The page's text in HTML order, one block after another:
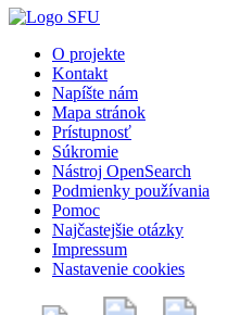
O projekte
Kontakt
Napíšte nám
Mapa stránok
Prístupnosť
Súkromie
Nástroj OpenSearch
Podmienky používania
Pomoc
Najčastejšie otázky
Impressum
Nastavenie cookies